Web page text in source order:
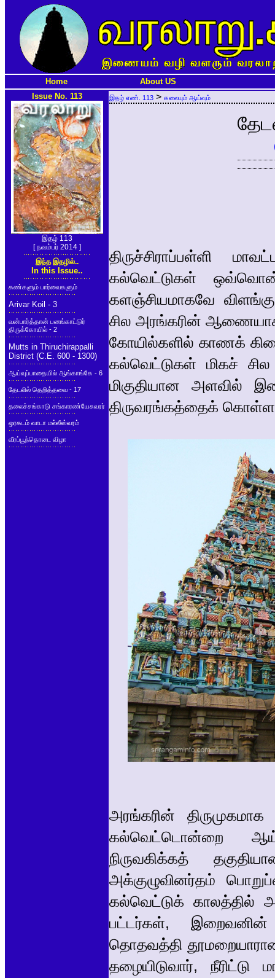
Home
About US
Issue No. 113
இதழ் 113
[ நவம்பர் 2014 ]
இந்த இதழில்..
In this Issue..
கண்களும் பார்வைகளும்
Arivar Koil - 3
வன்பார்த்தான் பனங்காட்டுர்
திருக்கோயில் - 2
Mutts in Thiruchirappalli
District (C.E. 600 - 1300)
ஆய்வுப்பாதையில் ஆங்காங்கே - 6
தேடலில் தெறித்தவை - 17
தலைச்சங்காடு சங்காரண்யேசுவரர்
ஒரகடம் வாடா மல்லீஸ்வரம்
வீரப்பூந்தொடை விழா
இதழ் எண். 113 > கலையும் ஆய்வும்
திருச்சிராப்பள்ளி
கல்வெட்டுகள்
களஞ்சியமாகவே
சில அரங்கரின்
கோயில்களில் காணக்
கல்வெட்டுகள் மிகச்
மிகுதியான அளவில்
திருவரங்கத்தைக்
அரங்கரின்
கல்வெட்டொன்றை
நிருவகிக்கத்
அக்குழுவினர்தம்
கல்வெட்டுக் காலத்தில்
பட்டர்கள், இறைவனின்
தொதவத்தி
தழையிடுவார், நீரிட்டு